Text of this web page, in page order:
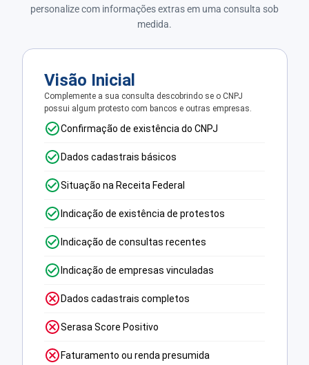
personalize com informações extras em uma consulta sob
medida.
Visão Inicial
Complemente a sua consulta descobrindo se o CNPJ
possui algum protesto com bancos e outras empresas.
Confirmação de existência do CNPJ
Dados cadastrais básicos
Situação na Receita Federal
Indicação de existência de protestos
Indicação de consultas recentes
Indicação de empresas vinculadas
Dados cadastrais completos
Serasa Score Positivo
Faturamento ou renda presumida